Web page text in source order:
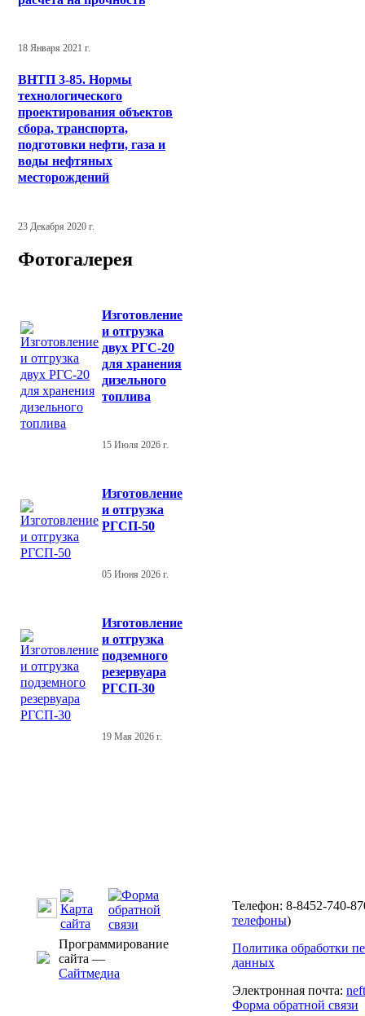
18 Января 2021 г.
ВНТП 3-85. Нормы
технологического
проектирования объектов
сбора, транспорта,
подготовки нефти, газа и
воды нефтяных
месторождений
23 Декабря 2020 г.
Фотогалерея
Изготовление
и отгрузка
двух РГС-20
для хранения
дизельного
топлива
15 Июля 2026 г.
Изготовление
и отгрузка
РГСП-50
05 Июня 2026 г.
Изготовление
и отгрузка
подземного
резервуара
РГСП-30
19 Мая 2026 г.
Программирование
сайта —
Сайтмедиа
Телефон: 8-8452-740-
телефоны)
Политика обработки
данных
Электронная почта:
Форма обратной связи